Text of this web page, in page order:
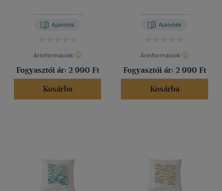
Ajándék
Árinformációk
Fogyasztói ár: 2 990 Ft
Kosárba
Ajándék
Árinformációk
Fogyasztói ár: 2 990 Ft
Kosárba